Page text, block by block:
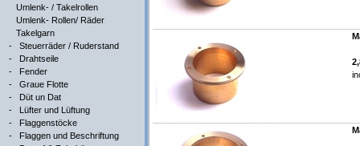
Umlenk- / Takelrollen
Umlenk- Rollen/ Räder
Takelgarn
- Steuerräder / Ruderstand
- Drahtseile
- Fender
- Graue Flotte
- Düt un Dat
- Lüfter und Lüftung
- Flaggenstöcke
- Flaggen und Beschriftung